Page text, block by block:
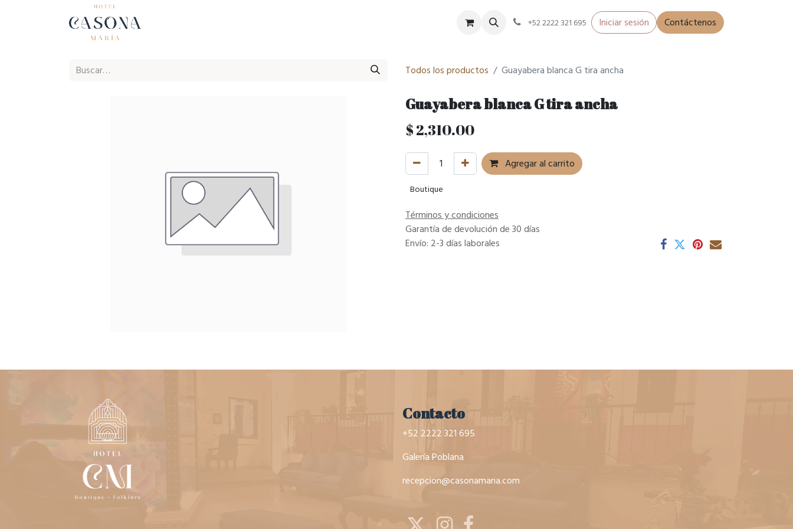
+52 2222 321 695 Iniciar sesión Contáctenos
Todos los productos Guayabera blanca G tira ancha
Guayabera blanca G tira ancha
$2,310.00
Agregar al carrito
Boutique
Términos y condiciones
Garantía de devolución de 30 días
Envío: 2-3 días laborales
Contacto
+52 2222 321 695
Galería Poblana
recepcion@casonamaria.com